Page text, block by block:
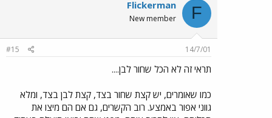
F
Flickerman
New member
14/7/01
#15
תראי זה לא הכל שחור לבן....
כמו שאומרים, יש קצת שחור בצד, קצת לבן בצד, ומלא
גווני אפור באמצע. רוב הקשרים, גם אם הם מיצו את